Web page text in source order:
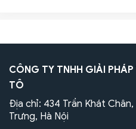
CÔNG TY TNHH GIẢI
TÔ
Địa chỉ: 434 Trần Khát Chân,
Trưng, Hà Nội